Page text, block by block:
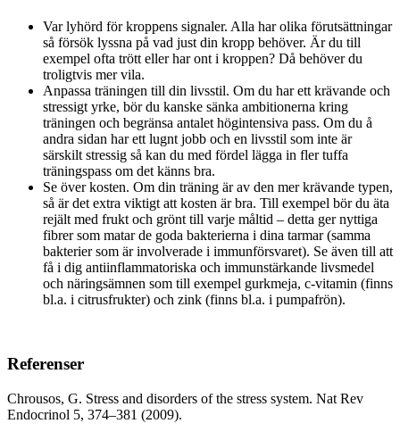
Var lyhörd för kroppens signaler. Alla har olika förutsättningar
så försök lyssna på vad just din kropp behöver. Är du till
exempel ofta trött eller har ont i kroppen? Då behöver du
troligtvis mer vila.
Anpassa träningen till din livsstil. Om du har ett krävande och
stressigt yrke, bör du kanske sänka ambitionerna kring
träningen och begränsa antalet högintensiva pass. Om du å
andra sidan har ett lugnt jobb och en livsstil som inte är
särskilt stressig så kan du med fördel lägga in fler tuffa
träningspass om det känns bra.
Se över kosten. Om din träning är av den mer krävande typen,
så är det extra viktigt att kosten är bra. Till exempel bör du äta
rejält med frukt och grönt till varje måltid – detta ger nyttiga
fibrer som matar de goda bakterierna i dina tarmar (samma
bakterier som är involverade i immunförsvaret). Se även till att
få i dig antiinflammatoriska och immunstärkande livsmedel
och näringsämnen som till exempel gurkmeja, c-vitamin (finns
bl.a. i citrusfrukter) och zink (finns bl.a. i pumpafrön).
Referenser
Chrousos, G. Stress and disorders of the stress system. Nat Rev
Endocrinol 5, 374–381 (2009).